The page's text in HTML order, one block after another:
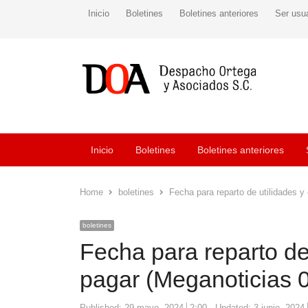
Inicio Boletines Boletines anteriores Ser
Inicio Boletines Boletines anteriores
Home
boletines Fecha para reparto de utilidades
boletines
Fecha para reparto
pagar (Meganoticias